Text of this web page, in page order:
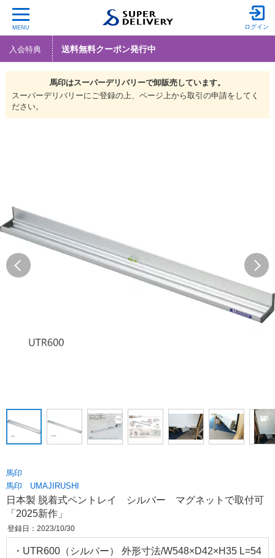
MENU ログイン
入会特典 送料無料クーポン発行中
馬印はスーパーデリバリーで卸販売しています。
スーパーデリバリーにご登録の上、ページ上から取引の申請をしてく
ださい。
馬印
馬印 UMAJIRUSHI
日本製 脱着式ペントレイ シルバー マグネットで取付可
「2025新作」
登録日：2023/10/30
・UTR600（シルバー） 外形寸法/W548×D42×H35 L=54